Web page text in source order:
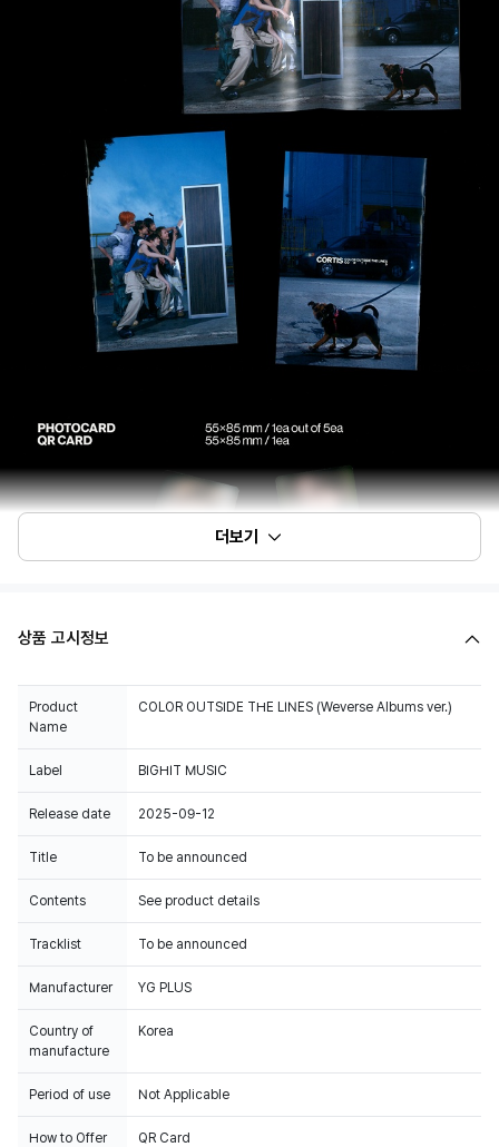
더보기
상품 고시정보
Product
Name
COLOR OUTSIDE THE LINES (Weverse Albums ver.)
Label BIGHIT MUSIC
Release date 2025-09-12
Title To be announced
Contents See product details
Tracklist To be announced
Manufacturer YG PLUS
Country of
manufacture
Korea
Period of use Not Applicable
How to Offer
QR Card